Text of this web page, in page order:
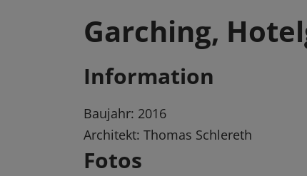
Garching,
Information
Baujahr: 2016
Architekt: Thomas Schlereth
Fotos